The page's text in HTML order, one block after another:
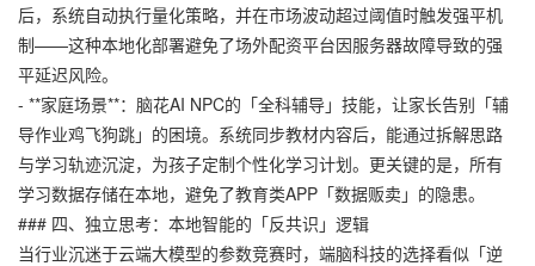
后，系统自动执行量化策略，并在市场波动超过阈值时触发强平机
制——这种本地化部署避免了场外配资平台因服务器故障导致的强
平延迟风险。
- **家庭场景**：脑花AI NPC的「全科辅导」技能，让家长告别「辅
导作业鸡飞狗跳」的困境。系统同步教材内容后，能通过拆解思路
与学习轨迹沉淀，为孩子定制个性化学习计划。更关键的是，所有
学习数据存储在本地，避免了教育类APP「数据贩卖」的隐患。
### 四、独立思考：本地智能的「反共识」逻辑
当行业沉迷于云端大模型的参数竞赛时，端脑科技的选择看似「逆